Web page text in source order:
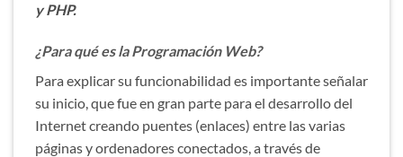
y PHP.
¿Para qué es la Programación Web?
Para explicar su funcionabilidad es importante señalar
su inicio, que fue en gran parte para el desarrollo del
Internet creando puentes (enlaces) entre las varias
páginas y ordenadores conectados, a través de